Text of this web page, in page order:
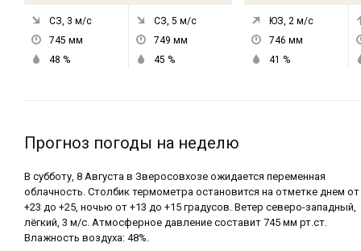
СЗ, 3 м/с
745 мм
48 %
СЗ, 5 м/с
749 мм
45 %
ЮЗ, 2 м/с
746 мм
41 %
Прогноз погоды на неделю
В субботу, 8 Августа в Зверосовхозе ожидается переменная
облачность. Столбик термометра остановится на отметке днем от
+23 до +25, ночью от +13 до +15 градусов. Ветер северо-западный,
лёгкий, 3 м/с. Атмосферное давление составит 745 мм рт.ст.
Влажность воздуха: 48%.